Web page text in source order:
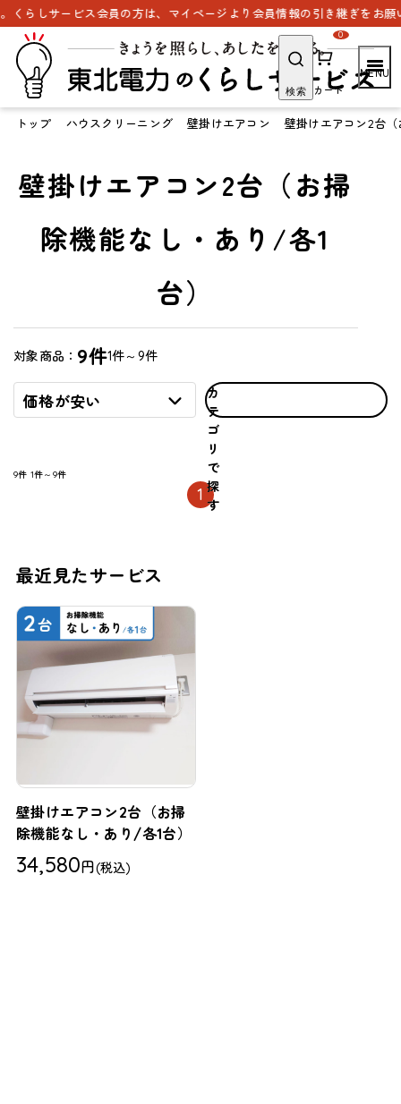
しサービス会員の方は、マイページより会員情報の引き継ぎをお願い
検索 カート
0
トップ ハウスクリーニング 壁掛けエアコン 壁掛けエアコン2台
壁掛けエアコン2台（お掃
除機能なし・あり/各1
台）
対象商品： 9件1件～9件
価格が安い
カ
テ
ゴ
リ
で
探
す
9件 1件～9件
1
最近見たサービス
壁掛けエアコン2台（お掃
除機能なし・あり/各1台）
34,580円(税込)